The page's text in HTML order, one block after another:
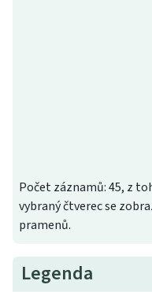
Počet záznamů: 45, z
vybraný čtverec se
pramenů.
Legenda